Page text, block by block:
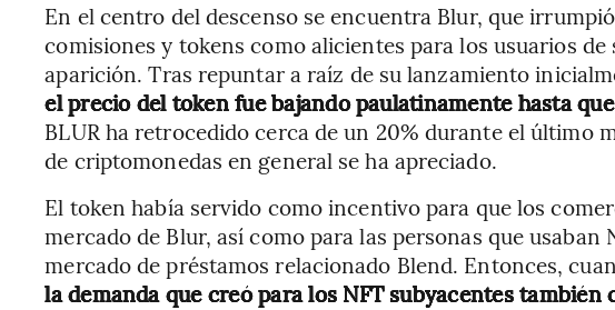
En el centro del descenso se encuentra Blur, que
comisiones y tokens como alicientes para los usuarios
aparición. Tras repuntar a raíz de su lanzamiento
el precio del token fue bajando paulatinamente hasta
BLUR ha retrocedido cerca de un 20% durante el último
de criptomonedas en general se ha apreciado.
El token había servido como incentivo para que los
mercado de Blur, así como para las personas que usaban
mercado de préstamos relacionado Blend. Entonces,
la demanda que creó para los NFT subyacentes también